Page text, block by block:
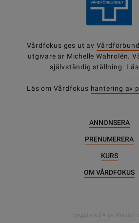
Vårdfokus ges ut av
utgivare är Michelle Wahrolén.
självständig ställning.
Läs om Vårdfokus hantering av
ANNONSERA
PRENUMERERA
KURS
OM VÅRDFOKUS
Byggd med av